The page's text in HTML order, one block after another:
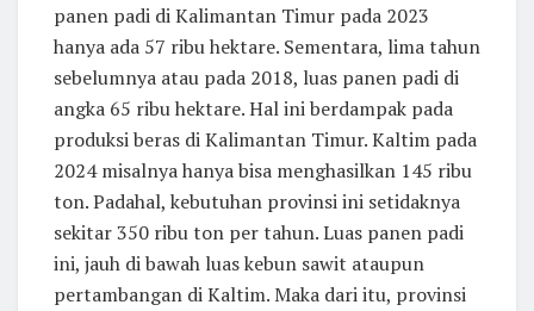
panen padi di Kalimantan Timur pada 2023
hanya ada 57 ribu hektare. Sementara, lima tahun
sebelumnya atau pada 2018, luas panen padi di
angka 65 ribu hektare. Hal ini berdampak pada
produksi beras di Kalimantan Timur. Kaltim pada
2024 misalnya hanya bisa menghasilkan 145 ribu
ton. Padahal, kebutuhan provinsi ini setidaknya
sekitar 350 ribu ton per tahun. Luas panen padi
ini, jauh di bawah luas kebun sawit ataupun
pertambangan di Kaltim. Maka dari itu, provinsi